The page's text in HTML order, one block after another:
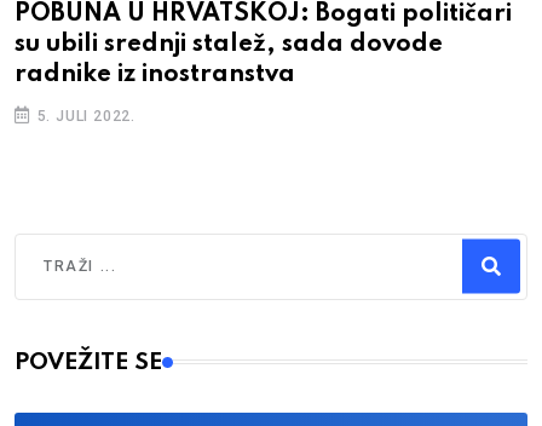
POBUNA U HRVATSKOJ: Bogati političari
su ubili srednji stalež, sada dovode
radnike iz inostranstva
5. JULI 2022.
Type 2 or more characters for results.
POVEŽITE SE